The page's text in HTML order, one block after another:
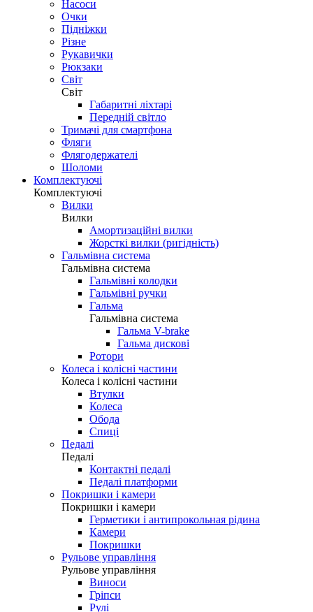
Насоси
Очки
Підніжки
Різне
Рукавички
Рюкзаки
Світ
Світ
Габаритні ліхтарі
Передній світло
Тримачі для смартфона
Фляги
Флягодержателі
Шоломи
Комплектуючі
Комплектуючі
Вилки
Вилки
Амортизаційні вилки
Жорсткі вилки (ригідність)
Гальмівна система
Гальмівна система
Гальмівні колодки
Гальмівні ручки
Гальма
Гальмівна система
Гальма V-brake
Гальма дискові
Ротори
Колеса і колісні частини
Колеса і колісні частини
Втулки
Колеса
Обода
Спиці
Педалі
Педалі
Контактні педалі
Педалі платформи
Покришки і камери
Покришки і камери
Герметики і антипрокольная рідина
Камери
Покришки
Рульове управління
Рульове управління
Виноси
Гріпси
Рулі